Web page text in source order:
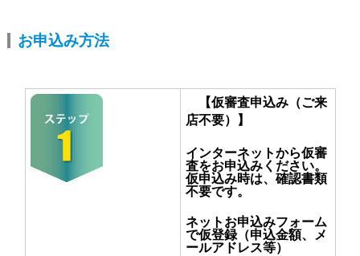
お申込み方法
【仮審査申込み（ご来
店不要）】
インターネットから仮審
査をお申込みください。
仮申込み時は、確認書類
不要です。
ネットお申込みフォーム
で仮登録（申込金額、メ
ールアドレス等）